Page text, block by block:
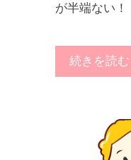
が半端ない
続きを読む